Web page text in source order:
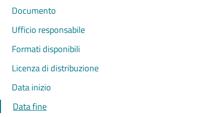
Documento
Ufficio responsabile
Formati disponibili
Licenza di distribuzione
Data inizio
Data fine